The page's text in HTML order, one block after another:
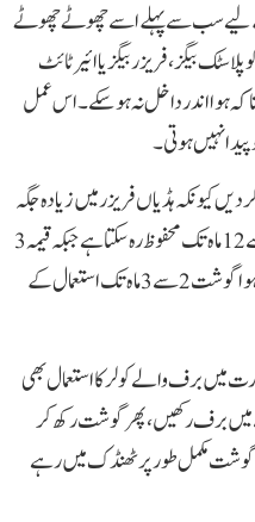
لیے سب سے پہلے اسے چھوٹے چھوٹے
بیگز، فریزر بیگز یا ائیر ٹائٹ
ہوا اندر داخل نہ ہو سکے۔ اس عمل
نہیں ہوتی۔
کیونکہ ہڈیاں فریزر میں زیادہ جگہ
گھیرتی ہیں۔ کچا گوشت فریزر میں تقریباً 4 سے 12 ماہ تک محفوظ رہ سکتا ہے جبکہ قیمہ 3
ماہ تک بہتر حالت میں رہتا ہے۔ اسی طرح پکا ہوا گوشت 2 سے 3 ماہ تک استعمال کے
میں برف والے کولر کا استعمال بھی
میں برف رکھیں، پھر گوشت رکھ کر
مکمل طور پر ٹھنڈک میں رہے